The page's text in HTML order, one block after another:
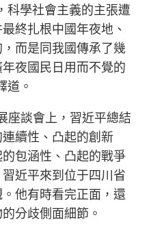
科學社會主義的主張遭
終扎根中國年夜地、
而是同我國傳承了幾
夜國民日用而不覺的
道。
座談會上，習近平總結
續性、凸起的創新
包涵性、凸起的戰爭
近平來到位于四川省
他有時看完正面，還
分歧側面細節。